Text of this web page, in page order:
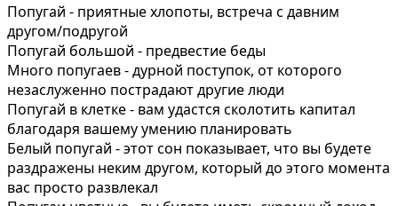
Попугай - приятные хлопоты, встреча с давним
другом/подругой
Попугай большой - предвестие беды
Много попугаев - дурной поступок, от которого
незаслуженно пострадают другие люди
Попугай в клетке - вам удастся сколотить капитал
благодаря вашему умению планировать
Белый попугай - этот сон показывает, что вы будете
раздражены неким другом, который до этого момента
вас просто развлекал